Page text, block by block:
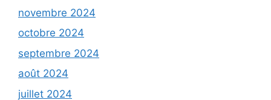
novembre 2024
octobre 2024
septembre 2024
août 2024
juillet 2024